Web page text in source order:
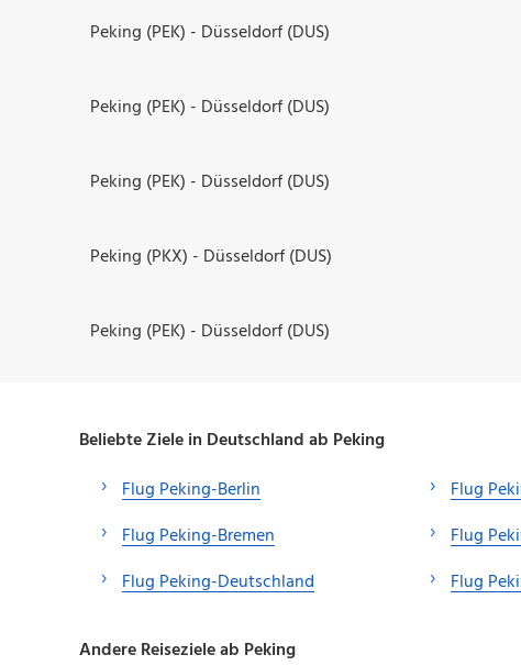
Peking (PEK) - Düsseldorf (DUS)
Peking (PEK) - Düsseldorf (DUS)
Peking (PEK) - Düsseldorf (DUS)
Peking (PKX) - Düsseldorf (DUS)
Peking (PEK) - Düsseldorf (DUS)
Beliebte Ziele in Deutschland ab Peking
Flug Peking-Berlin
Flug Peking-Bremen
Flug Peking-Deutschland
Flug
Flug
Flug
Andere Reiseziele ab Peking